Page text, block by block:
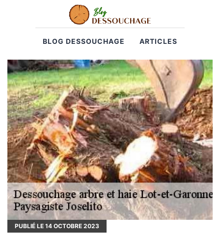
BLOG DESSOUCHAGE ARTICLES
PUBLIÉ LE 14 OCTOBRE 2023